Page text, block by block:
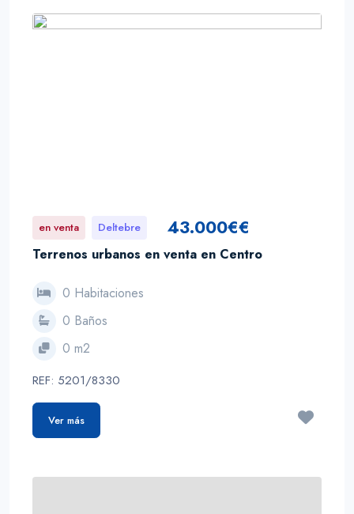
en venta Deltebre 43.000€€
Terrenos urbanos en venta en Centro
0 Habitaciones
0 Baños
0 m2
REF: 5201/8330
Ver más